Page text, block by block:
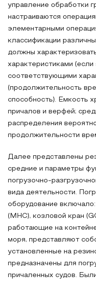
управление обработки
настраиваются
элементарными
классификации
должны
характеристиками
соответствующими
(продолжительность
способность). Емкость
причалов и верфей;
распределения
продолжительности
Далее представлены
средние и параметры
погрузочно-
вида деятельности.
оборудование
(MHC), козловой кран
работающие на
моря, представляют
установленные на
предназначены для
причаленных судов.